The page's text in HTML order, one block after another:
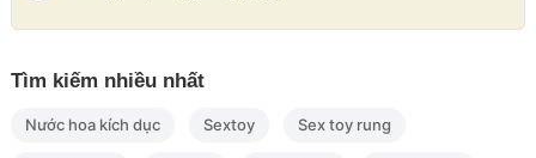
Durex Invisible 10 bao là lựa chọn lý tưởng cho những ai yêu
an toàn và chất lượng từ một thương hiệu đáng tin cậy hàng đầu
Tìm kiếm nhiều nhất
Nước hoa kích dục Sextoy Sex toy rung